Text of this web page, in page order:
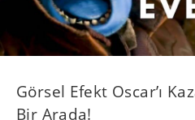
Görsel Efekt Oscar’ı
Bir Arada!